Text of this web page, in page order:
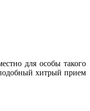
для особы такого
хитрый прием